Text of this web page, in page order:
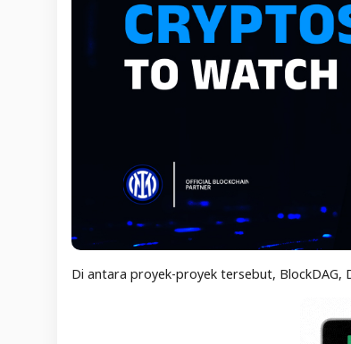
Di antara proyek-proyek tersebut,